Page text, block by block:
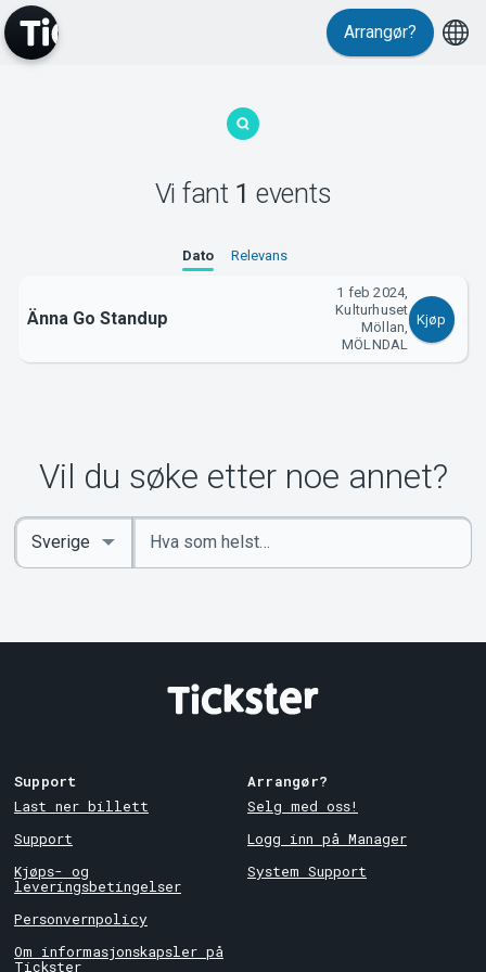
MyTickster
Support
Arrangør?
Vi fant 1 events
Dato Relevans
Änna Go Standup
1 feb 2024,
Kulturhuset
Möllan,
MÖLNDAL
Kjøp
Vil du søke etter noe annet?
Angi
nøkkelord
Select
Country
Support
Last ner billett
Support
Kjøps- og
leveringsbetingelser
Personvernpolicy
Om informasjonskapsler på
Tickster
Arrangør?
Selg med oss!
Logg inn på Manager
System Support